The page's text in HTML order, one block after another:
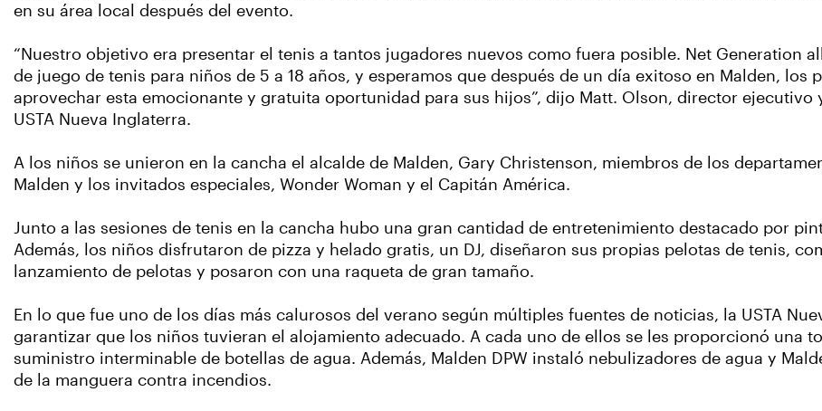
en su área local después del evento.
“Nuestro objetivo era presentar el tenis a tantos jugadores nuevos como fuera posible. Net Generation
de juego de tenis para niños de 5 a 18 años, y esperamos que después de un día exitoso en Malden, los
aprovechar esta emocionante y gratuita oportunidad para sus hijos”, dijo Matt. Olson, director ejecutivo
USTA Nueva Inglaterra.
A los niños se unieron en la cancha el alcalde de Malden, Gary Christenson, miembros de los
Malden y los invitados especiales, Wonder Woman y el Capitán América.
Junto a las sesiones de tenis en la cancha hubo una gran cantidad de entretenimiento destacado por
Además, los niños disfrutaron de pizza y helado gratis, un DJ, diseñaron sus propias pelotas de tenis,
lanzamiento de pelotas y posaron con una raqueta de gran tamaño.
En lo que fue uno de los días más calurosos del verano según múltiples fuentes de noticias, la USTA
garantizar que los niños tuvieran el alojamiento adecuado. A cada uno de ellos se les proporcionó una
suministro interminable de botellas de agua. Además, Malden DPW instaló nebulizadores de agua y
de la manguera contra incendios.